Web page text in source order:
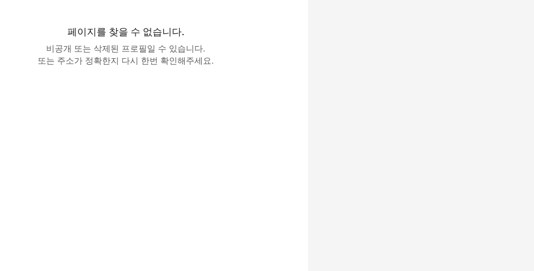
페이지를 찾을 수 없습니다.
비공개 또는 삭제된 프로필일 수 있습니다.
또는 주소가 정확한지 다시 한번 확인해주세요.